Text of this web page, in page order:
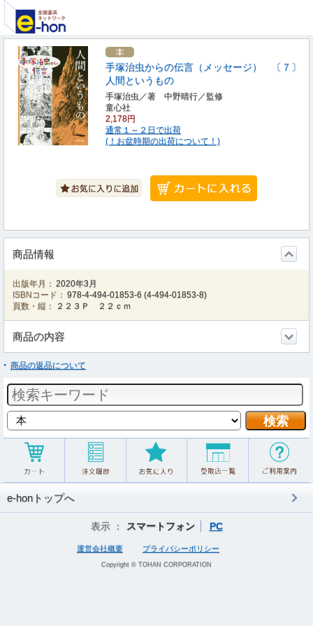
手塚治虫からの伝言（メッセージ） 〔７〕
人間というもの
手塚治虫／著 中野晴行／監修
童心社
2,178円
通常１～２日で出荷
(！お盆時期の出荷について！)
商品情報
出版年月： 2020年3月
ISBNコード： 978-4-494-01853-6 (4-494-01853-8)
頁数・縦：
２２３Ｐ ２２ｃｍ
商品の内容
商品の返品について
e-honトップへ
表示 ： スマートフォン PC
運営会社概要 プライバシーポリシー
Copyright © TOHAN CORPORATION